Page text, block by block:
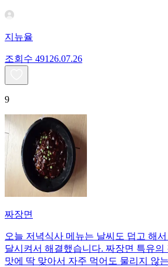
지뉴율
조회수 491 26.07.26
9
짜장면
오늘 저녁식사 메뉴는 날씨도 덥고 해
달시켜서 해결했습니다. 짜장면 특유의
맛에 딱 맞아서 자주 먹어도 물리지 않